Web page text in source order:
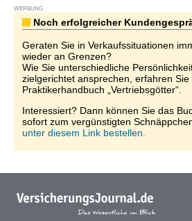
WERBUNG
Noch erfolgreicher
Geraten Sie in Verkaufssituationen
wieder an Grenzen?
Wie Sie unterschiedliche
zielgerichtet ansprechen, erfahren Sie
Praktikerhandbuch „Vertriebsgötter“.
Interessiert? Dann können Sie das
sofort zum vergünstigten
unter diesem Link bestellen.